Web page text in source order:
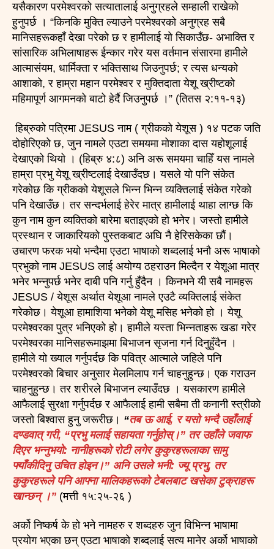
यसैकारण परमेश्वरको सत्यातालाई अनुग्रहले सम्हाली राखेको
हुनुपर्छ । “किनकि मुक्ति ल्याउने परमेश्वरको अनुग्रह सबै
मानिसहरूकहाँ देखा परेको छ र हामीलाई यो सिकाउँछ- अभाक्ति र
सांसारिक अभिलाषाहरू ईन्कार गरेर यस वर्तमान संसारमा हामीले
आत्मासंयम, धार्मिक्ता र भक्तिसाथ जिउनुपर्छ; र त्यस धन्यको
आशाको, र हाम्रा महान परमेश्वर र मुक्तिदाता येशू ख्रीष्टको
महिमापूर्ण आगमनको बाटो हेर्दै जिउनुपर्छ ।” (तितस २:११-१३)
हिब्रुको पत्रिमा JESUS नाम ( ग्रीकको येशूस ) १४ पटक जति
दोहोरिएको छ, जुन नामले एउटा समयमा मोशाका दास यहोशूलाई
देखाएको थियो । (हिब्रु ४:८) अनि अरू समयमा चाहिँ यस नामले
हाम्रा प्रभु येशू ख्रीष्टलाई देखाउँदछ। यसले यो पनि संकेत
गरेकोछ कि ग्रीकको येशूसले भिन्न भिन्न व्यक्तिलाई संकेत गरेको
पनि देखाउँछ। तर सन्दर्भलाई हेरेर मात्र हामीलाई थाहा लाग्छ कि
कुन नाम कुन व्यक्तिको बारेमा बताइएको हो भनेर। जस्तो हामीले
प्रस्थान र जाकारियको पुस्तकबाट अघि नै हेरिसकेका छौं।
उचारण फरक भयो भन्दैमा एउटा भाषाको शब्दलाई भनौ अरू भाषाको
प्रभुको नाम JESUS लाई अयोग्य ठहराउन मिल्दैन र येशूआ मात्र
भनेर भन्नुपर्छ भनेर दाबी पनि गर्नु हुँदैन । किनभने यी सबै नामहरू
JESUS / येशूस अर्थात येशूआ नामले एउटै व्यक्तिलाई संकेत
गरेकोछ। येशूआ हामाशिया भनेको येशू मसिह भनेको हो । येशू
परमेश्वरका पुत्र भनिएको हो। हामीले यस्ता भिन्नताहरू खडा गरेर
परमेश्वरका मानिसहरूमाझमा बिभाजन सृजना गर्न दिनुहुँदैन ।
हामीले यो ख्याल गर्नुपर्दछ कि पवित्र आत्माले जहिले पनि
परमेश्वरको बिचार अनुसार मेलमिलाप गर्न चाहनुहुन्छ। एक गराउन
चाहनुहुन्छ। तर शरीरले बिभाजन ल्याउँदछ । यसकारण हामीले
आफैलाई सुरक्षा गर्नुपर्दछ र आफैलाई हामी सबैमा ती कनानी स्त्रीको
जस्तो बिश्वास हुनु जरूरीछ। “तब ऊ आई, र यसो भन्दै उहाँलाई
दण्डवात् गरी, “प्रभु मलाई सहायता गर्नुहोस्।” तर उहाँले जवाफ
दिएर भन्नुभयो: नानीहरूको रोटी लगेर कुकुरहरूलाका सामु
फ्याँकीदिनु उचित होइन।” अनि उसले भनी: ज्यू प्रभु, तर
कुकुरहरूले पनि आफ्ना मालिकहरूको टेबलबाट खसेका टुक्राहरू
खान्छन् ।” (मत्ती १५:२५-२६ )
अर्को निष्कर्ष के हो भने नामहरु र शब्दहरु जुन विभिन्न भाषामा
प्रयोग भएका छन् एउटा भाषाको शब्दलाई सत्य मानेर अर्को भाषाको